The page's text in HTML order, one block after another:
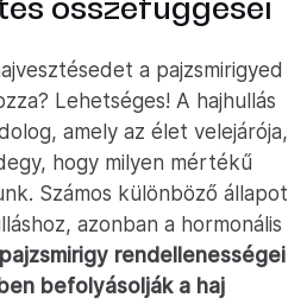
a pajzsmirigyed
Lehetséges! A hajhullás
amely az élet velejárója,
hogy milyen mértékű
Számos különböző állapot
azonban a hormonális
rendellenességei
befolyásolják a haj